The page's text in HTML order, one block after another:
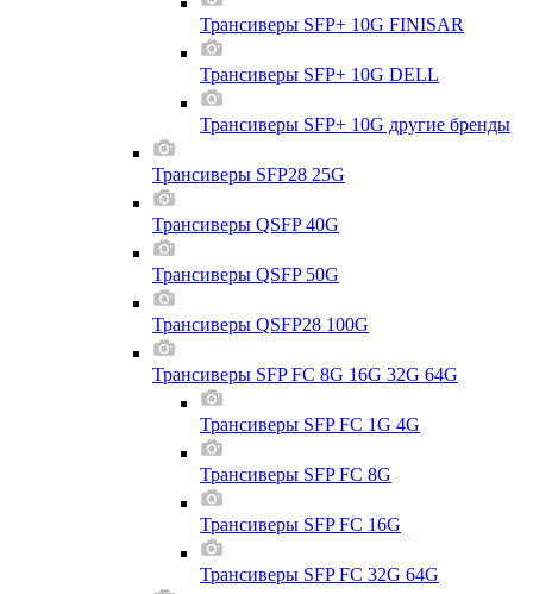
Трансиверы SFP+ 10G FINISAR
Трансиверы SFP+ 10G DELL
Трансиверы SFP+ 10G другие бренды
Трансиверы SFP28 25G
Трансиверы QSFP 40G
Трансиверы QSFP 50G
Трансиверы QSFP28 100G
Трансиверы SFP FC 8G 16G 32G 64G
Трансиверы SFP FC 1G 4G
Трансиверы SFP FC 8G
Трансиверы SFP FC 16G
Трансиверы SFP FC 32G 64G